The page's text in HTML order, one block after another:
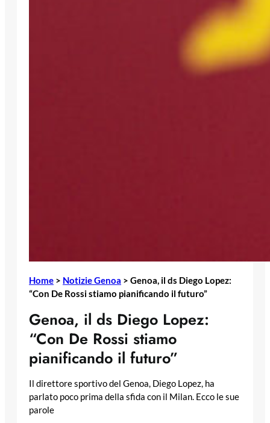
Home > Notizie Genoa > Genoa, il ds Diego Lopez:
“Con De Rossi stiamo pianificando il futuro”
Genoa, il ds Diego Lopez:
“Con De Rossi stiamo
pianificando il futuro”
Il direttore sportivo del Genoa, Diego Lopez, ha
parlato poco prima della sfida con il Milan. Ecco le sue
parole